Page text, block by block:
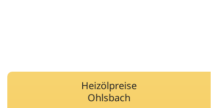
Heizölpreise
Ohlsbach